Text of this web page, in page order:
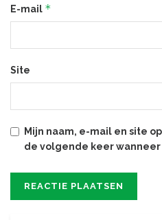
E-mail *
Site
Mijn naam, e-mail en site
de volgende keer